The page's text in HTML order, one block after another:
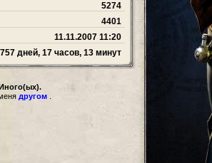
5274
4401
11.11.2007 11:20
757 дней, 17 часов, 13 минут
другом